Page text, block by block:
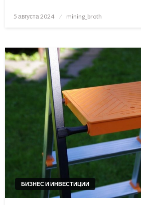
Posted
5 августа 2024 mining_broth
БИЗНЕС И ИНВЕСТИЦИИ